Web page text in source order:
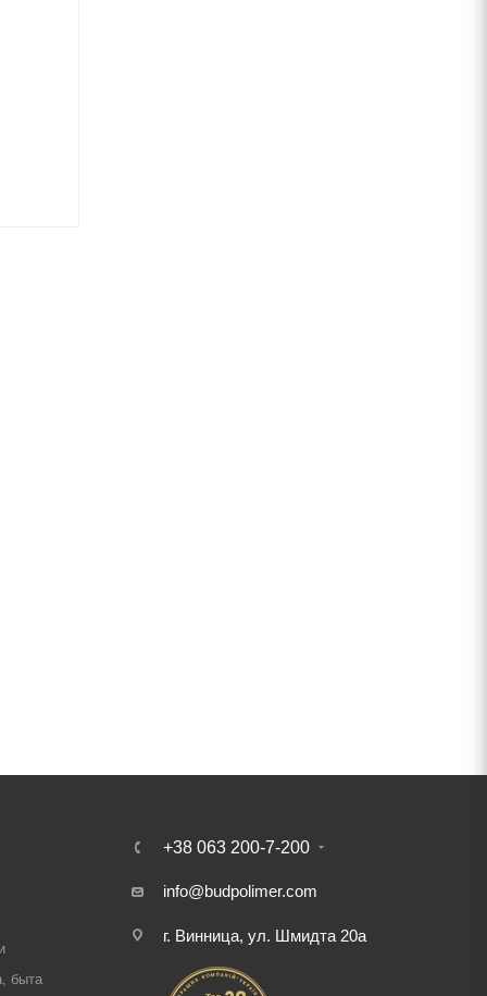
быта
+38 063 200-7-200
info@budpolimer.com
г. Винница, ул. Шмидта 20а